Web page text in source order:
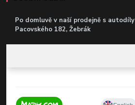
Po domluvě v naší prodejně s autodíly
Pacovského 182, Žebrák